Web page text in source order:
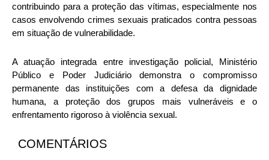
contribuindo para a proteção das vítimas, especialmente nos
casos envolvendo crimes sexuais praticados contra pessoas
em situação de vulnerabilidade.
A atuação integrada entre investigação policial, Ministério
Público e Poder Judiciário demonstra o compromisso
permanente das instituições com a defesa da dignidade
humana, a proteção dos grupos mais vulneráveis e o
enfrentamento rigoroso à violência sexual.
COMENTÁRIOS